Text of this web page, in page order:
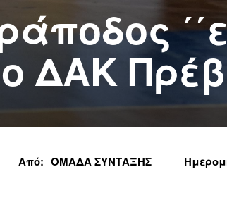
ΔΑΚ
Από: ΟΜΑΔΑ ΣΥΝΤΑΞΗΣ